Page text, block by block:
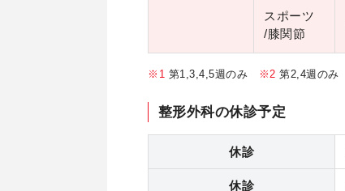
スポーツ
/膝関節
※1 第1,3,4,5週のみ ※2 第2,4週のみ
整形外科の休診予定
休診
休診